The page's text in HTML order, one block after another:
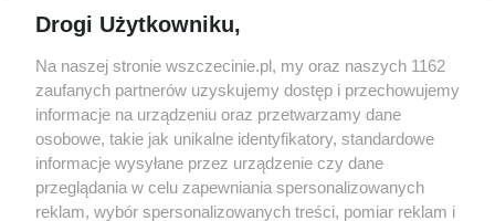
targi
Wernisaże
Więcej
Specjalny koncert z okazji
20. urodzin portalu
wSzczecinie.pl
Regulamin konkursów
śniadaniówka "Hej
Szczecin! Jest piątek!"
Drogi Użytkowniku,
Na naszej stronie wszczecinie.pl, my oraz naszych 1162
zaufanych partnerów uzyskujemy dostęp i przechowujemy
informacje na urządzeniu oraz przetwarzamy dane
osobowe, takie jak unikalne identyfikatory, standardowe
informacje wysyłane przez urządzenie czy dane
przeglądania w celu zapewniania spersonalizowanych
reklam, wybór spersonalizowanych treści, pomiar reklam i